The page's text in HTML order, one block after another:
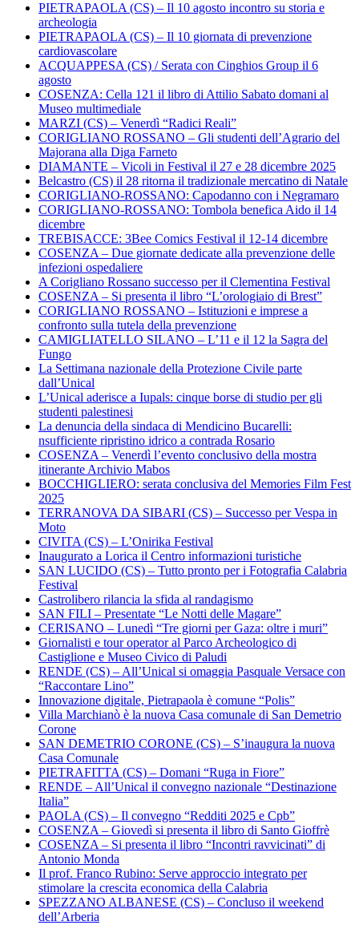
PIETRAPAOLA (CS) – Il 10 agosto incontro su storia e
archeologia
PIETRAPAOLA (CS) – Il 10 giornata di prevenzione
cardiovascolare
ACQUAPPESA (CS) / Serata con Cinghios Group il 6
agosto
COSENZA: Cella 121 il libro di Attilio Sabato domani al
Museo multimediale
MARZI (CS) – Venerdì “Radici Reali”
CORIGLIANO ROSSANO – Gli studenti dell’Agrario del
Majorana alla Diga Farneto
DIAMANTE – Vicoli in Festival il 27 e 28 dicembre 2025
Belcastro (CS) il 28 ritorna il tradizionale mercatino di Natale
CORIGLIANO-ROSSANO: Capodanno con i Negramaro
CORIGLIANO-ROSSANO: Tombola benefica Aido il 14
dicembre
TREBISACCE: 3Bee Comics Festival il 12-14 dicembre
COSENZA – Due giornate dedicate alla prevenzione delle
infezioni ospedaliere
A Corigliano Rossano successo per il Clementina Festival
COSENZA – Si presenta il libro “L’orologiaio di Brest”
CORIGLIANO ROSSANO – Istituzioni e imprese a
confronto sulla tutela della prevenzione
CAMIGLIATELLO SILANO – L’11 e il 12 la Sagra del
Fungo
La Settimana nazionale della Protezione Civile parte
dall’Unical
L’Unical aderisce a Iupals: cinque borse di studio per gli
studenti palestinesi
La denuncia della sindaca di Mendicino Bucarelli:
nsufficiente ripristino idrico a contrada Rosario
COSENZA – Venerdì l’evento conclusivo della mostra
itinerante Archivio Mabos
BOCCHIGLIERO: serata conclusiva del Memories Film Fest
2025
TERRANOVA DA SIBARI (CS) – Successo per Vespa in
Moto
CIVITA (CS) – L’Onirika Festival
Inaugurato a Lorica il Centro informazioni turistiche
SAN LUCIDO (CS) – Tutto pronto per i Fotografia Calabria
Festival
Castrolibero rilancia la sfida al randagismo
SAN FILI – Presentate “Le Notti delle Magare”
CERISANO – Lunedì “Tre giorni per Gaza: oltre i muri”
Giornalisti e tour operator al Parco Archeologico di
Castiglione e Museo Civico di Paludi
RENDE (CS) – All’Unical si omaggia Pasquale Versace con
“Raccontare Lino”
Innovazione digitale, Pietrapaola è comune “Polis”
Villa Marchianò è la nuova Casa comunale di San Demetrio
Corone
SAN DEMETRIO CORONE (CS) – S’inaugura la nuova
Casa Comunale
PIETRAFITTA (CS) – Domani “Ruga in Fiore”
RENDE – All’Unical il convegno nazionale “Destinazione
Italia”
PAOLA (CS) – Il convegno “Redditi 2025 e Cpb”
COSENZA – Giovedì si presenta il libro di Santo Gioffrè
COSENZA – Si presenta il libro “Incontri ravvicinati” di
Antonio Monda
Il prof. Franco Rubino: Serve approccio integrato per
stimolare la crescita economica della Calabria
SPEZZANO ALBANESE (CS) – Concluso il weekend
dell’Arberia